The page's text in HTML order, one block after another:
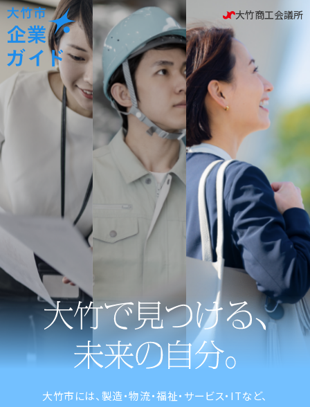
大竹市企業ガイド
大竹商工会議所
大竹市には、製造・物流・福祉・サービス・ITなど、